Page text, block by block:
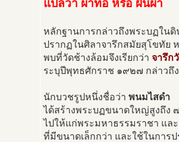
แปลว่า ผ้าทอ หรือ ผืนผ้า
หลักฐานการกล่าวถึงพระบฏใน
ปรากฏในศิลาจารึกสมัยสุโขทัย
พบที่วัดช้างล้อมจึงเรียกว่า จารึก
ระบุปีพุทธศักราช ๑๙๒๗ กล่าวถึง
นักบวชรูปหนึ่งชื่อว่า พนมไสดำ
ได้สร้างพระบฏขนาดใหญ่สูงถึง
ไปให้แก่พระมหาธรรมราชา แล
ที่มีขนาดเล็กกว่า และใช้ในการ